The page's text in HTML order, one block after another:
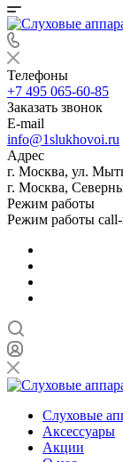
Телефоны
+7 495 065-60-85
Заказать звонок
E-mail
info@1slukhovoi.ru
Адрес
г. Москва, ул.
г. Москва,
Режим работы
Режим работы
Слуховые
Аксессуары
Акции